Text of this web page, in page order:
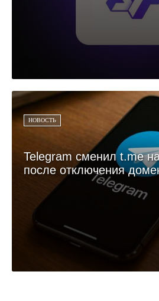
НОВОСТЬ
Telegram сменил t.me
после отключения